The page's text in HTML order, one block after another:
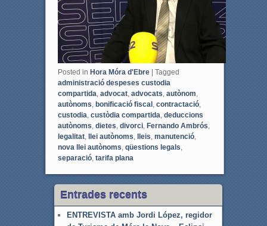
Posted in Hora Móra d'Ebre | Tagged
administració despeses custodia
compartida advocat, advocats autònom
autònoms bonificació fiscal, contractació,
custodia custòdia compartida deduccions
autònoms dietes divorci, Fernando Ambrós
legalitat, llei autònoms lleis manutenció,
nova llei autònoms qüestions legals
separació, tarifa plana
Entrades recents
ENTREVISTA amb Jordi López, regidor